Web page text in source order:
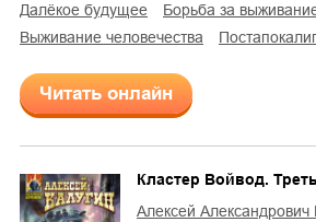
далёкое будущее
борьба за
выживание человечества
Читать онлайн
Кластер Войвод.
Алексей Александрович